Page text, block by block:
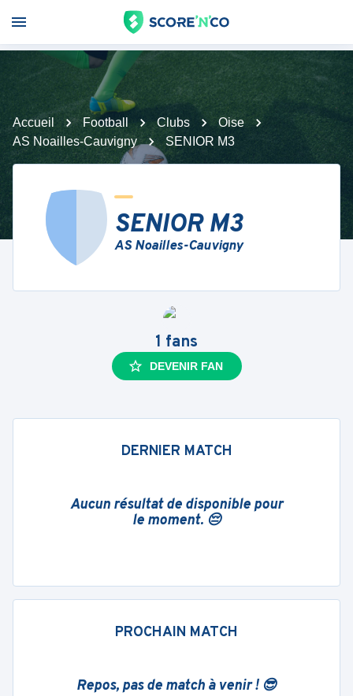
Accueil Football Clubs
Oise
AS Noailles-Cauvigny
SENIOR M3
SENIOR M3
AS Noailles-Cauvigny
1 fans
DEVENIR FAN
DERNIER MATCH
Aucun résultat de disponible pour
le moment. 😔
PROCHAIN MATCH
Repos, pas de match à venir ! 😎